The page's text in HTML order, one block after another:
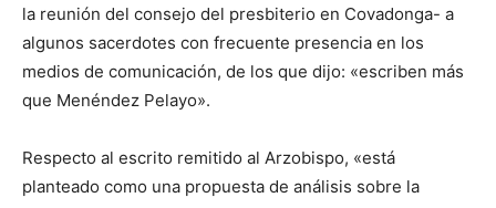
la reunión del consejo del presbiterio en Covadonga- a
algunos sacerdotes con frecuente presencia en los
medios de comunicación, de los que dijo: «escriben más
que Menéndez Pelayo».
Respecto al escrito remitido al Arzobispo, «está
planteado como una propuesta de análisis sobre la